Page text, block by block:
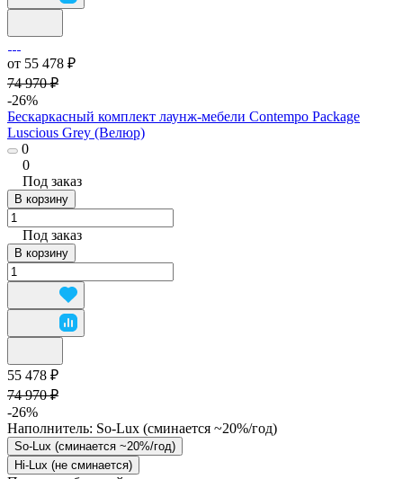
от 55 478 ₽
74 970 ₽
-26%
Бескаркасный комплект лаунж-мебели Contempo Package
Luscious Grey (Велюр)
0
0
Под заказ
В корзину
Под заказ
В корзину
55 478 ₽
74 970 ₽
-26%
Наполнитель: So-Lux (cминается ~20%/год)
So-Lux (cминается ~20%/год)
Hi-Lux (не сминается)